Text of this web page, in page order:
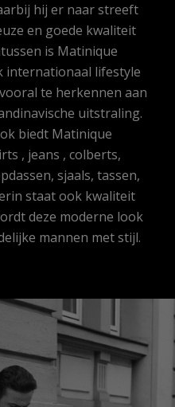
hij er naar streeft
en goede kwaliteit
is Matinique
internationaal lifestyle
te herkennen aan
uitstraling.
biedt Matinique
, jeans , colberts,
sjaals, tassen,
staat ook kwaliteit
deze moderne look
mannen met stijl.